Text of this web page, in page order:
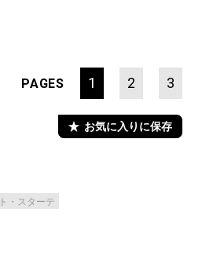
PAGES 1 2 3
お気に入りに保存
・スターテ